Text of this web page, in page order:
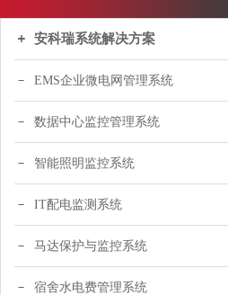
安科瑞系统解决方案
EMS企业微电网管理系统
数据中心监控管理系统
智能照明监控系统
IT配电监测系统
马达保护与监控系统
宿舍水电费管理系统